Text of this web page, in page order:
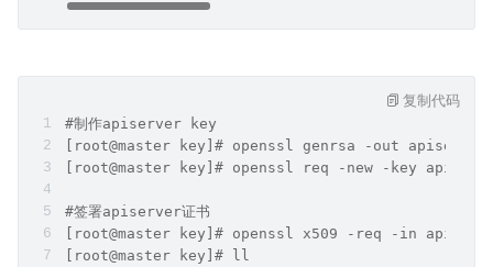
#制作apiserver key
[root@master key]# openssl genrsa -out apiserver-
[root@master key]# openssl req -new -key
#签署apiserver证书
[root@master key]# openssl x509 -req -in
[root@master key]# ll
复制代码